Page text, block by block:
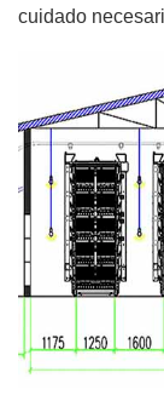
cuidado